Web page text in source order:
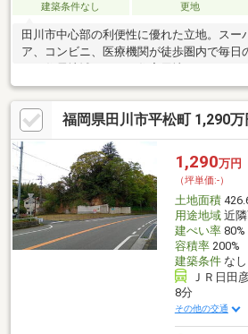
建築条件なし 更地
田川市中心部の利便性に優れた立地。スー
ア、コンビニ、医療機関が徒歩圏内で毎日
た活用もご検討いただけます。前面道路と
建築プランのご相談も可能です。
福岡県田川市平松町 1,290万
1,290万円
（坪単価:-）
土地面積
用途地域近隣
建ぺい率80%
容積率200%
建築条件なし
ＪＲ日田
8分
その他の交通